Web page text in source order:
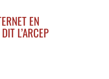
EN
L’ARCEP